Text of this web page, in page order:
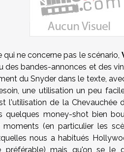
ne concerne pas le scénario,
des bandes-annonces et des
du Snyder dans le texte,
une utilisation un peu
l'utilisation de la Chevauchée
quelques money-shot bien
(en particulier les
nous a habitués
mais qu'on se le